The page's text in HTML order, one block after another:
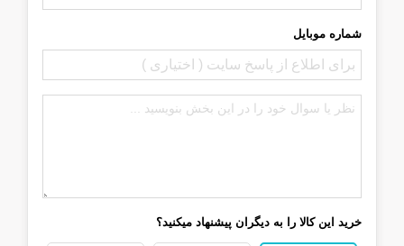
شماره موبایل
خرید این کالا را به دیگران پیشنهاد میکنید؟